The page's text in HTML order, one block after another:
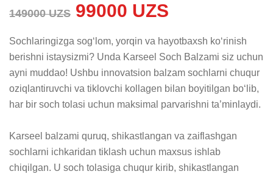
149000 UZS 99000 UZS
Sochlaringizga sog‘lom, yorqin va hayotbaxsh ko‘rinish
berishni istaysizmi? Unda Karseel Soch Balzami siz uchun
ayni muddao! Ushbu innovatsion balzam sochlarni chuqur
oziqlantiruvchi va tiklovchi kollagen bilan boyitilgan bo‘lib,
har bir soch tolasi uchun maksimal parvarishni ta’minlaydi.
Karseel balzami quruq, shikastlangan va zaiflashgan
sochlarni ichkaridan tiklash uchun maxsus ishlab
chiqilgan. U soch tolasiga chuqur kirib, shikastlangan